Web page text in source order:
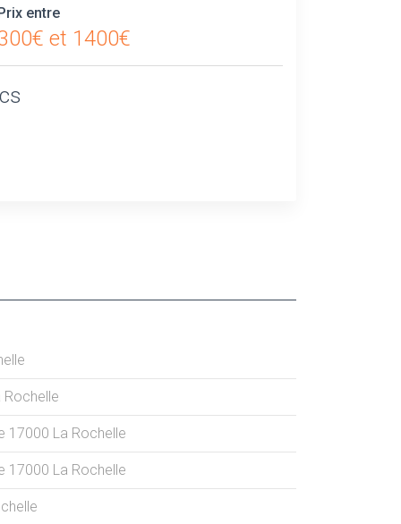
entre
et 1400€
Rochelle
17000 La Rochelle
17000 La Rochelle